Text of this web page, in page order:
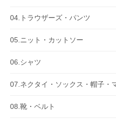
04.トラウザーズ・パンツ
05.ニット・カットソー
06.シャツ
07.ネクタイ・ソックス・帽子・
08.靴・ベルト